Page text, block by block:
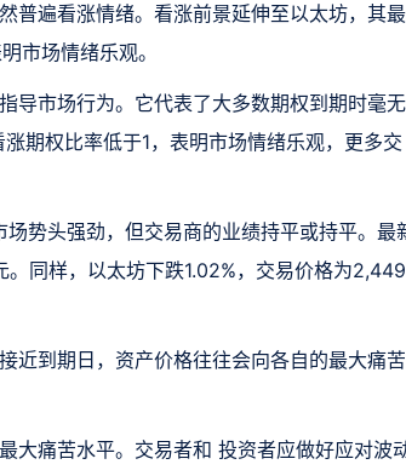
普遍看涨情绪。看涨前景延伸至以太坊，其最
市场情绪乐观。
导市场行为。它代表了大多数期权到期时毫无
期权比率低于1，表明市场情绪乐观，更多交
势头强劲，但交易商的业绩持平或持平。最
同样，以太坊下跌1.02%，交易价格为2,449
近到期日，资产价格往往会向各自的最大痛苦
大痛苦水平。交易者和 投资者应做好应对波